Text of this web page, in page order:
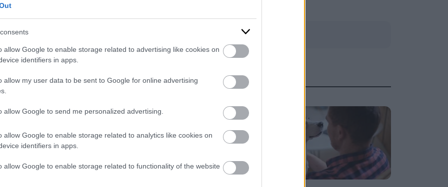
allow Google to enable storage related to advertising like cookies on
identifiers in apps.
allow my user data to be sent to Google for online advertising
allow Google to send me personalized advertising.
allow Google to enable storage related to analytics like cookies on
identifiers in apps.
allow Google to enable storage related to functionality of the website